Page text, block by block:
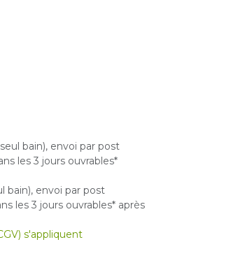
bain), envoi par post
les 3 jours ouvrables*
bain), envoi par post
les 3 jours ouvrables* après
s'appliquent